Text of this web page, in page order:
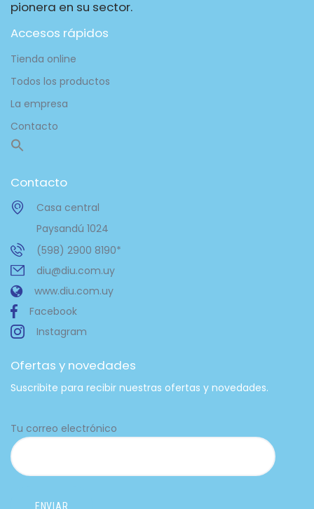
pionera en su sector.
Accesos rápidos
Tienda online
Todos los productos
La empresa
Contacto
Contacto
Casa central
Paysandú 1024
(598) 2900 8190*
diu@diu.com.uy
www.diu.com.uy
Facebook
Instagram
Ofertas y novedades
Suscribite para recibir nuestras ofertas y novedades.
Tu correo electrónico